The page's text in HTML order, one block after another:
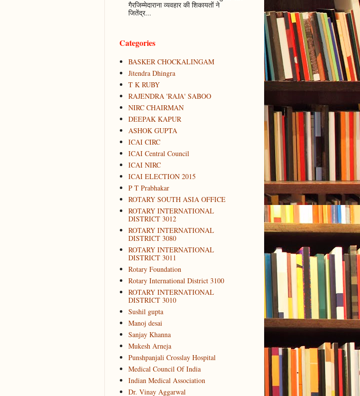
गैरजिम्मेदाराना व्यवहार की शिकायतों ने
जितेंद्र...
Categories
BASKER CHOCKALINGAM
Jitendra Dhingra
T K RUBY
RAJENDRA 'RAJA' SABOO
NIRC CHAIRMAN
DEEPAK KAPUR
ASHOK GUPTA
ICAI CIRC
ICAI Central Council
ICAI NIRC
ICAI ELECTION 2015
P T Prabhakar
ROTARY SOUTH ASIA OFFICE
ROTARY INTERNATIONAL
DISTRICT 3012
ROTARY INTERNATIONAL
DISTRICT 3080
ROTARY INTERNATIONAL
DISTRICT 3011
Rotary Foundation
Rotary International District 3100
ROTARY INTERNATIONAL
DISTRICT 3010
Sushil gupta
Manoj desai
Sanjay Khanna
Mukesh Arneja
Punshpanjali Crosslay Hospital
Medical Council Of India
Indian Medical Association
Dr. Vinay Aggarwal